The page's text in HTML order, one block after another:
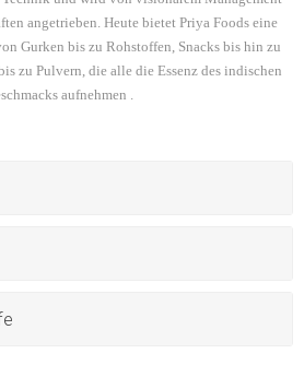
angetrieben. Heute bietet Priya Foods eine
Gurken bis zu Rohstoffen, Snacks bis hin zu
zu Pulvern, die alle die Essenz des indischen
aufnehmen .